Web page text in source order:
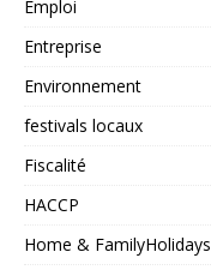
Emploi
Entreprise
Environnement
festivals locaux
Fiscalité
HACCP
Home & FamilyHolidays